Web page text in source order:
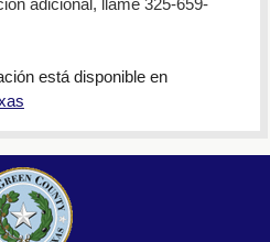
adicional, llame 325-659-
está disponible en